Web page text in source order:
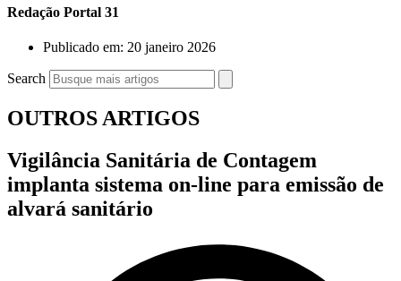
Redação Portal 31
Publicado em: 20 janeiro 2026
Search
OUTROS ARTIGOS
Vigilância Sanitária de Contagem
implanta sistema on-line para emissão de
alvará sanitário